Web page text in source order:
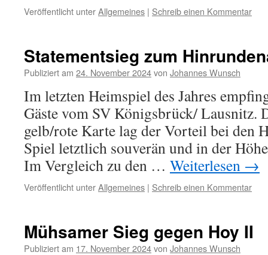
Veröffentlicht unterAllgemeines | Schreib einen Kommentar
Statementsieg zum
Publiziert am 24. November 2024von Johannes Wunsch
Im letzten Heimspiel des Jahres
Gäste vom SV Königsbrück/ Lausnitz.
gelb/rote Karte lag der Vorteil bei den
Spiel letztlich souverän und in der
Im Vergleich zu den … Weiterlesen →
Veröffentlicht unterAllgemeines | Schreib einen Kommentar
Mühsamer Sieg gegen Hoy II
Publiziert am 17. November 2024von Johannes Wunsch